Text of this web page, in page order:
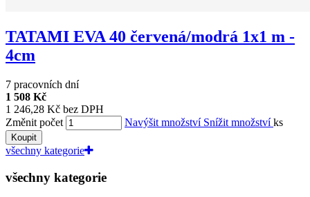
TATAMI EVA 40 červená/modrá 1x1 m -
4cm
7 pracovních dní
1 508 Kč
1 246,28 Kč bez DPH
Změnit počet
Navýšit množství Snížit množstvíks
Koupit
všechny kategorie
všechny kategorie